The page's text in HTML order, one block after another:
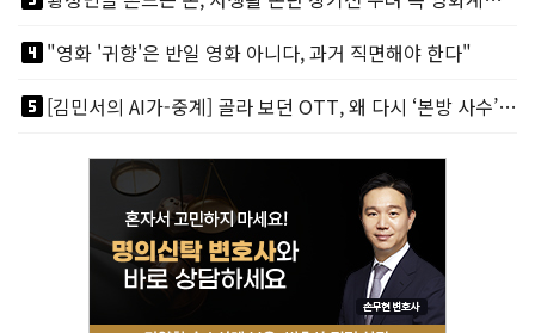
looks_4"영화 '귀향'은 반일 영화 아니다, 과거 직면해야 한다"
looks_5
[김민서의 AI가-중계] 골라 보던 OTT, 왜 다시 ‘본방 사수’를 부르나